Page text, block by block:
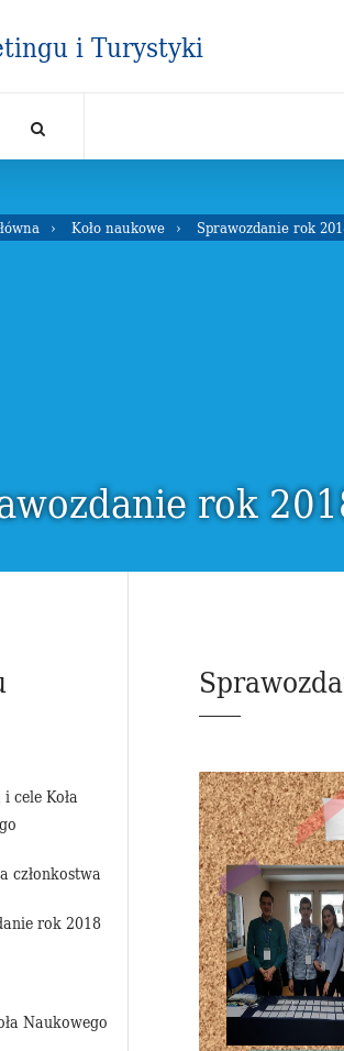
i Turystyki
Koło naukowe Sprawozdanie rok
rok
cele Koła
człon­ko­stwa
rok 2018
Na­uko­we­go